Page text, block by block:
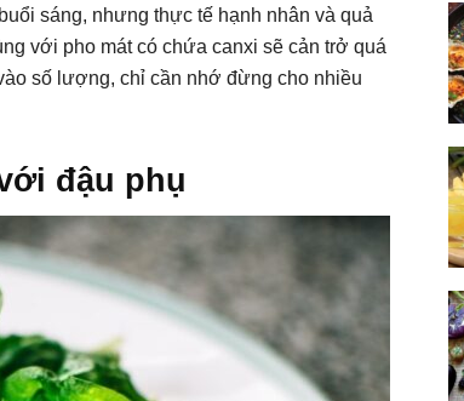
sáng, nhưng thực tế hạnh nhân và quả
với pho mát có chứa canxi sẽ cản trở quá
số lượng, chỉ cần nhớ đừng cho nhiều
đậu phụ